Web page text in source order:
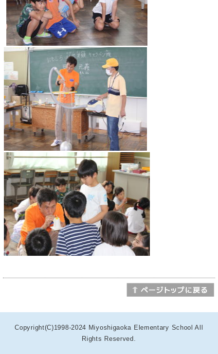
Copyright(C)1998-2024 Miyoshigaoka Elementary School All
Rights Reserved.